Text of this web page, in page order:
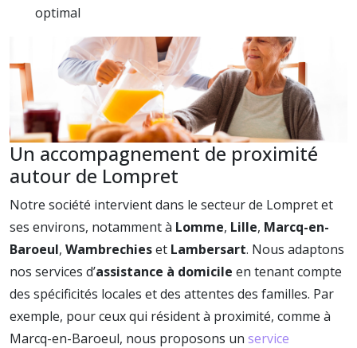
optimal
Un accompagnement de proximité
autour de Lompret
Notre société intervient dans le secteur de Lompret et
ses environs, notamment à Lomme, Lille, Marcq-en-
Baroeul, Wambrechieset Lambersart. Nous adaptons
nos services d’assistance à domicile en tenant compte
des spécificités locales et des attentes des familles. Par
exemple, pour ceux qui résident à proximité, comme à
Marcq-en-Baroeul, nous proposons un service